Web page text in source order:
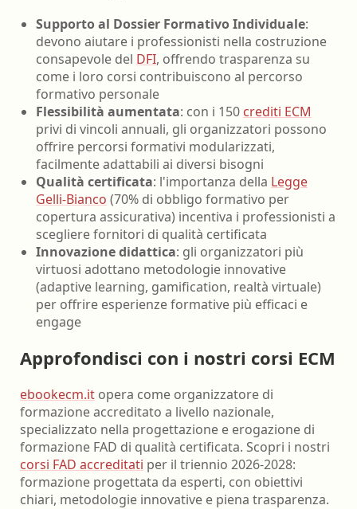
Supporto al Dossier Formativo Individuale:
devono aiutare i professionisti nella costruzione
consapevole del DFI, offrendo trasparenza su
come i loro corsi contribuiscono al percorso
formativo personale
Flessibilità aumentata: con i 150 crediti ECM
privi di vincoli annuali, gli organizzatori possono
offrire percorsi formativi modularizzati,
facilmente adattabili ai diversi bisogni
Qualità certificata: l'importanza della Legge
Gelli-Bianco (70% di obbligo formativo per
copertura assicurativa) incentiva i professionisti a
scegliere fornitori di qualità certificata
Innovazione didattica: gli organizzatori più
virtuosi adottano metodologie innovative
(adaptive learning, gamification, realtà virtuale)
per offrire esperienze formative più efficaci e
engage
Approfondisci con i nostri corsi ECM
ebookecm.it opera come organizzatore di
formazione accreditato a livello nazionale,
specializzato nella progettazione e erogazione di
formazione FAD di qualità certificata. Scopri i nostri
corsi FAD accreditati per il triennio 2026-2028:
formazione progettata da esperti, con obiettivi
chiari, metodologie innovative e piena trasparenza.